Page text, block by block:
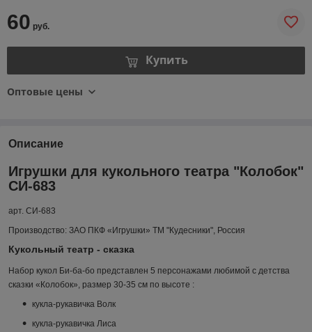
60 руб.
Купить
Оптовые цены
Описание
Игрушки для кукольного театра "Колобок"
СИ-683
арт. СИ-683
Производство: ЗАО ПКФ «Игрушки» ТМ "Кудесники", Россия
Кукольный театр - сказка
Набор кукол Би-ба-бо представлен 5 персонажами любимой с детства
сказки «Колобок», размер 30-35 см по высоте :
кукла-рукавичка Волк
кукла-рукавичка Лиса